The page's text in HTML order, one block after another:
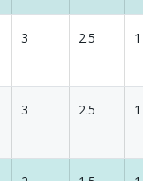
3 2.5 1
3 2.5 1